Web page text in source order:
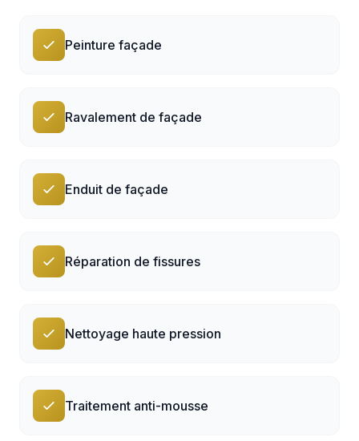
Peinture façade
Ravalement de façade
Enduit de façade
Réparation de fissures
Nettoyage haute pression
Traitement anti-mousse